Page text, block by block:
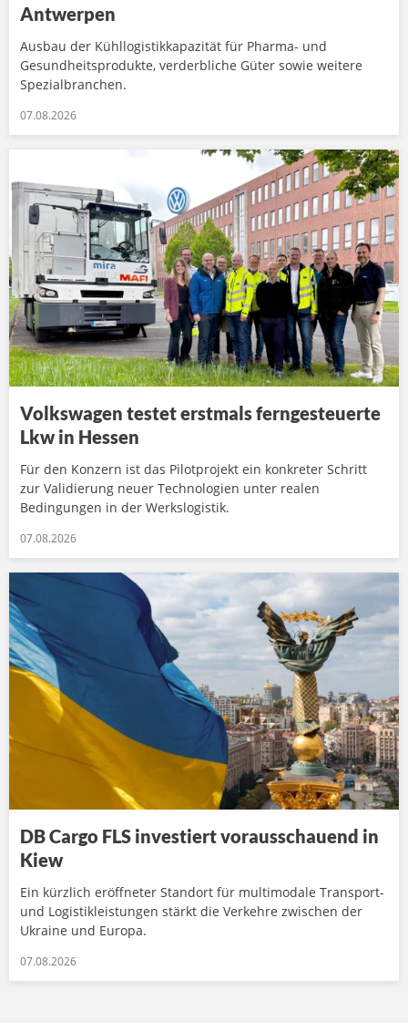
Antwerpen
Ausbau der Kühllogistikkapazität für Pharma- und
Gesundheitsprodukte, verderbliche Güter sowie weitere
Spezialbranchen.
07.08.2026
Volkswagen testet erstmals ferngesteuerte
Lkw in Hessen
Für den Konzern ist das Pilotprojekt ein konkreter Schritt
zur Validierung neuer Technologien unter realen
Bedingungen in der Werkslogistik.
07.08.2026
DB Cargo FLS investiert vorausschauend in
Kiew
Ein kürzlich eröffneter Standort für multimodale Transport-
und Logistikleistungen stärkt die Verkehre zwischen der
Ukraine und Europa.
07.08.2026